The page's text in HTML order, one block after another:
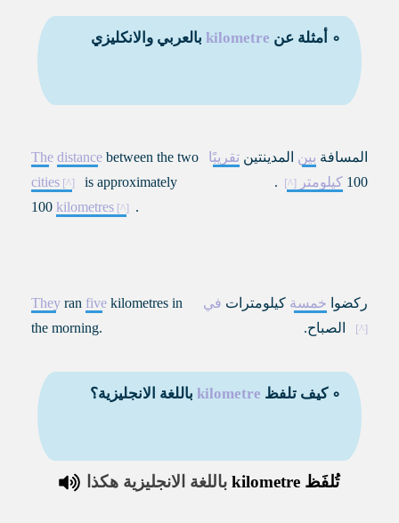
∘ أمثلة عن kilometre بالعربي والانكليزي
المسافة بين المدينتين تقريبًا
100 كيلومتر .
The distance between the two
cities
is approximately
100 kilometres .
ركضوا خمسة كيلومترات في
الصباح.
They ran five kilometres in
the morning.
∘ كيف تلفظ kilometre باللغة الانجليزية؟
تُلفَظkilometre باللغة الانجليزية هكذا